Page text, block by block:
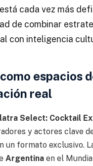
cada vez más
de combinar
con inteligencia
espacios
real
Select: Cocktail
y actores clave
un formato exclusivo.
Argentina en el